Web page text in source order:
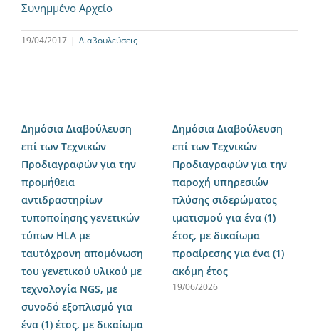
Συνημμένο Αρχείο
19/04/2017 | Διαβουλεύσεις
Δημόσια Διαβούλευση
επί των Τεχνικών
Προδιαγραφών για την
προμήθεια
αντιδραστηρίων
τυποποίησης γενετικών
τύπων HLA με
ταυτόχρονη απομόνωση
του γενετικού υλικού με
τεχνολογία NGS, με
συνοδό εξοπλισμό για
ένα (1) έτος, με δικαίωμα
Δημόσια Διαβούλευση
επί των Τεχνικών
Προδιαγραφών για την
παροχή υπηρεσιών
πλύσης σιδερώματος
ιματισμού για ένα (1)
έτος, με δικαίωμα
προαίρεσης για ένα (1)
ακόμη έτος
19/06/2026